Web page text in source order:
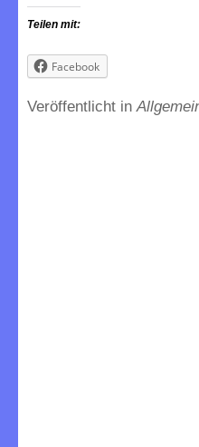
Teilen mit:
Facebook
Veröffentlicht in